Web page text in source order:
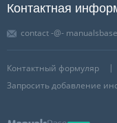
Контактная
contact -@-
Контактный формуляр
Запросить добавление